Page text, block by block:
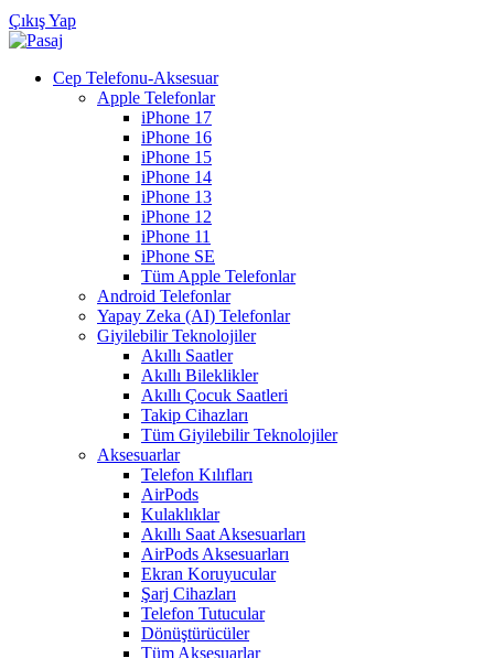
Çıkış Yap
Cep Telefonu-Aksesuar
Apple Telefonlar
iPhone 17
iPhone 16
iPhone 15
iPhone 14
iPhone 13
iPhone 12
iPhone 11
iPhone SE
Tüm Apple Telefonlar
Android Telefonlar
Yapay Zeka (AI) Telefonlar
Giyilebilir Teknolojiler
Akıllı Saatler
Akıllı Bileklikler
Akıllı Çocuk Saatleri
Takip Cihazları
Tüm Giyilebilir Teknolojiler
Aksesuarlar
Telefon Kılıfları
AirPods
Kulaklıklar
Akıllı Saat Aksesuarları
AirPods Aksesuarları
Ekran Koruyucular
Şarj Cihazları
Telefon Tutucular
Dönüştürücüler
Tüm Aksesuarlar